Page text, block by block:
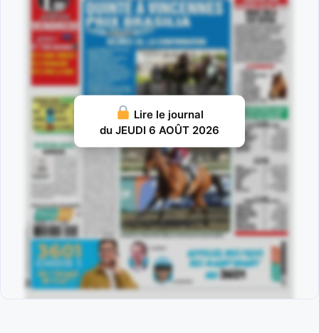
Lire le journal
du JEUDI 6 AOÛT 2026